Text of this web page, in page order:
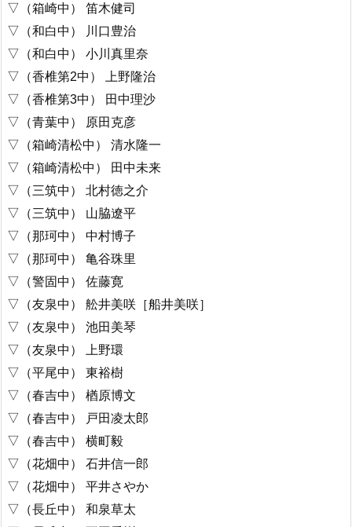
▽（箱崎中） 笛木健司
▽（和白中） 川口豊治
▽（和白中） 小川真里奈
▽（香椎第2中） 上野隆治
▽（香椎第3中） 田中理沙
▽（青葉中） 原田克彦
▽（箱崎清松中） 清水隆一
▽（箱崎清松中） 田中未来
▽（三筑中） 北村徳之介
▽（三筑中） 山脇遼平
▽（那珂中） 中村博子
▽（那珂中） 亀谷珠里
▽（警固中） 佐藤寛
▽（友泉中） 舩井美咲［船井美咲］
▽（友泉中） 池田美琴
▽（友泉中） 上野環
▽（平尾中） 東裕樹
▽（春吉中） 楢原博文
▽（春吉中） 戸田凌太郎
▽（春吉中） 横町毅
▽（花畑中） 石井信一郎
▽（花畑中） 平井さやか
▽（長丘中） 和泉草太